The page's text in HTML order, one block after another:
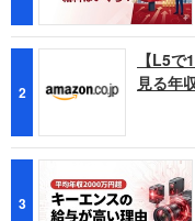
2
【L5
見る年
3